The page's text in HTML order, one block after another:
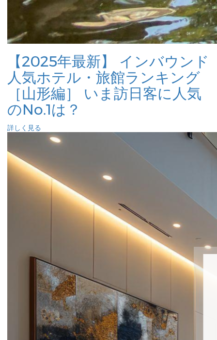
【2025年最新】 インバウンド
人気ホテル・旅館ランキング
［山形編］ いま訪日客に人気
のNo.1は？
詳しく見る